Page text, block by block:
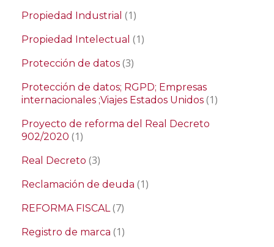
Propiedad Industrial (1)
Propiedad Intelectual (1)
Protección de datos (3)
Protección de datos; RGPD; Empresas
internacionales ;Viajes Estados Unidos (1)
Proyecto de reforma del Real Decreto
902/2020 (1)
Real Decreto (3)
Reclamación de deuda (1)
REFORMA FISCAL(7)
Registro de marca (1)